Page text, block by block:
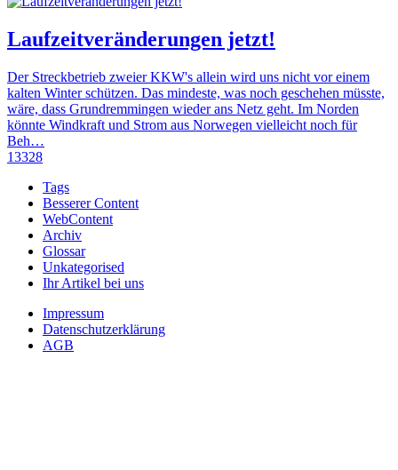
Laufzeitveränderungen jetzt!
Der Streckbetrieb zweier KKW's allein wird uns nicht vor einem
kalten Winter schützen. Das mindeste, was noch geschehen müsste,
wäre, dass Grundremmingen wieder ans Netz geht. Im Norden
könnte Windkraft und Strom aus Norwegen vielleicht noch für
Beh…
13328
Tags
Besserer Content
WebContent
Archiv
Glossar
Unkategorised
Ihr Artikel bei uns
Impressum
Datenschutzerklärung
AGB